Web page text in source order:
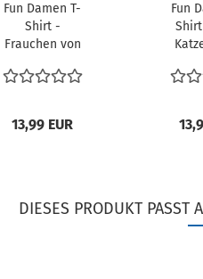
Fun Damen T-
Shirt -
Frauchen von
13,99 EUR
Fun
DIESES PRODUKT PASST